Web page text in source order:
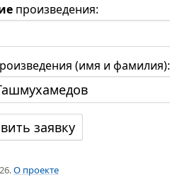
произведения:
(имя и фамилия):
О проекте